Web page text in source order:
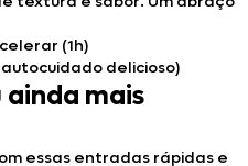
(1h)
delicioso)
ainda mais
essas entradas rápidas e